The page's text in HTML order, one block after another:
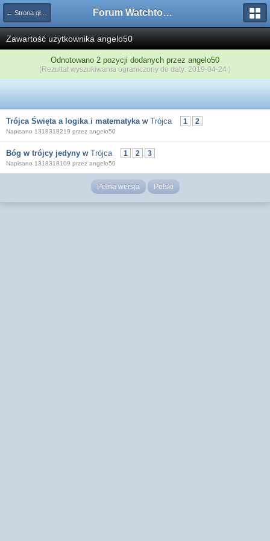
← Strona główna Forum Watchtower
Zawartość użytkownika angelo50
Odnotowano 2 pozycji dodanych przez angelo50
(Rezultat wyszukiwania ograniczony do daty: 2019-04-24 )
Trójca Święta a logika i matematykaw Trójca 1 2
Napisano 1318318219 przez angelo50
Bóg w trójcy jedyny w Trójca 1 2 3
Napisano 1318318109 przez angelo50
Pełna wersja Polski